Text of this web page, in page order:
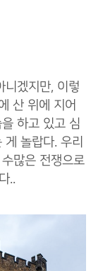
니겠지만, 이렇
산 위에 지어
하고 있고 심
놀랍다. 우리
많은 전쟁으로
..